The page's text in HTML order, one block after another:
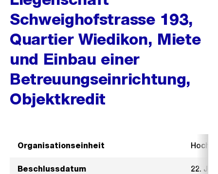
Schweighofstrasse 193,
Quartier Wiedikon, Miete
und Einbau einer
Betreuungseinrichtung,
Objektkredit
Organisationseinheit
Beschlussdatum 22.